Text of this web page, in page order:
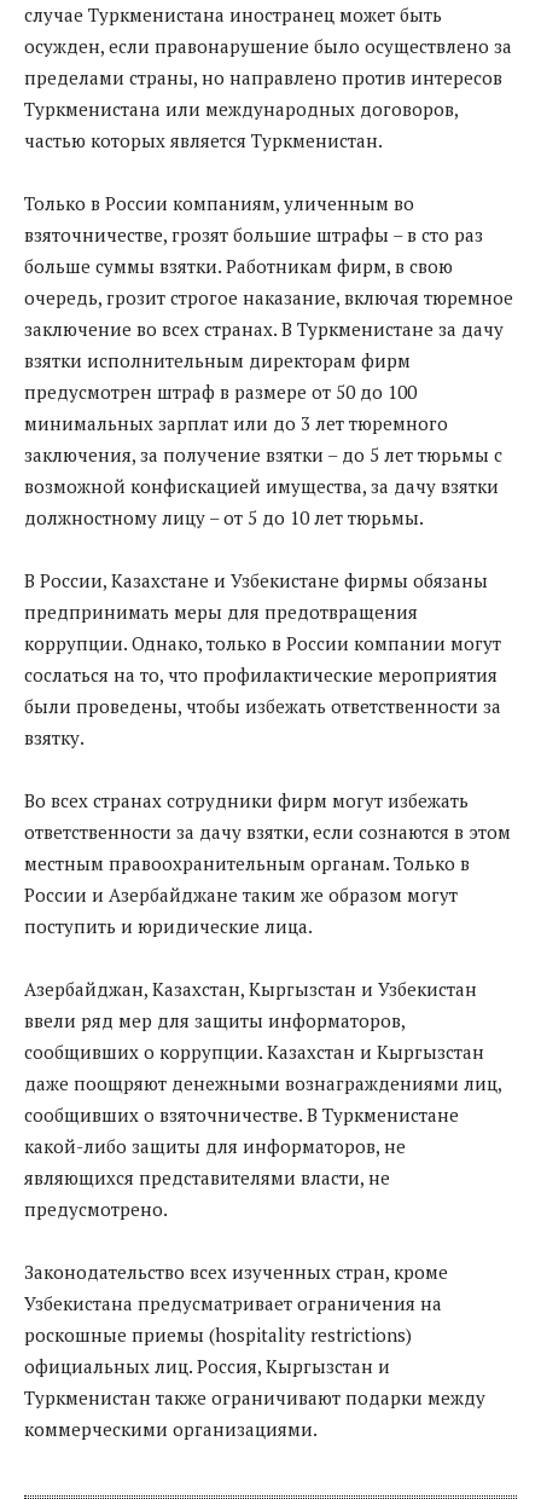
случае Туркменистана иностранец может быть
осужден, если правонарушение было осуществлено за
пределами страны, но направлено против интересов
Туркменистана или международных договоров,
частью которых является Туркменистан.
Только в России компаниям, уличенным во
взяточничестве, грозят большие штрафы – в сто раз
больше суммы взятки. Работникам фирм, в свою
очередь, грозит строгое наказание, включая тюремное
заключение во всех странах. В Туркменистане за дачу
взятки исполнительным директорам фирм
предусмотрен штраф в размере от 50 до 100
минимальных зарплат или до 3 лет тюремного
заключения, за получение взятки – до 5 лет тюрьмы с
возможной конфискацией имущества, за дачу взятки
должностному лицу – от 5 до 10 лет тюрьмы.
В России, Казахстане и Узбекистане фирмы обязаны
предпринимать меры для предотвращения
коррупции. Однако, только в России компании могут
сослаться на то, что профилактические мероприятия
были проведены, чтобы избежать ответственности за
взятку.
Во всех странах сотрудники фирм могут избежать
ответственности за дачу взятки, если сознаются в этом
местным правоохранительным органам. Только в
России и Азербайджане таким же образом могут
поступить и юридические лица.
Азербайджан, Казахстан, Кыргызстан и Узбекистан
ввели ряд мер для защиты информаторов,
сообщивших о коррупции. Казахстан и Кыргызстан
даже поощряют денежными вознаграждениями лиц,
сообщивших о взяточничестве. В Туркменистане
какой-либо защиты для информаторов, не
являющихся представителями власти, не
предусмотрено.
Законодательство всех изученных стран, кроме
Узбекистана предусматривает ограничения на
роскошные приемы (hospitality restrictions)
официальных лиц. Россия, Кыргызстан и
Туркменистан также ограничивают подарки между
коммерческими организациями.